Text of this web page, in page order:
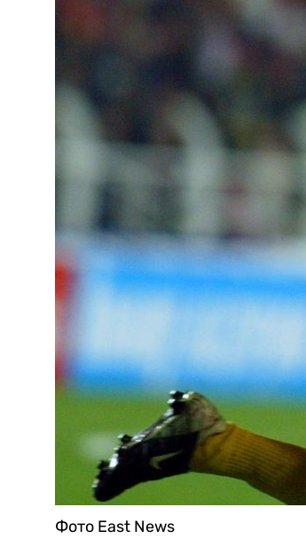
Фото East News